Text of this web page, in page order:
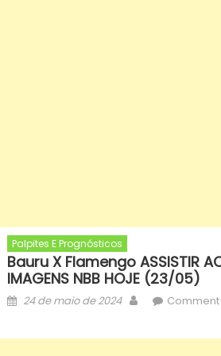
Palpites E Prognósticos
Bauru X Flamengo ASSISTIR
IMAGENS NBB HOJE (23/05)
Posted
24 de maio de 2024 Author